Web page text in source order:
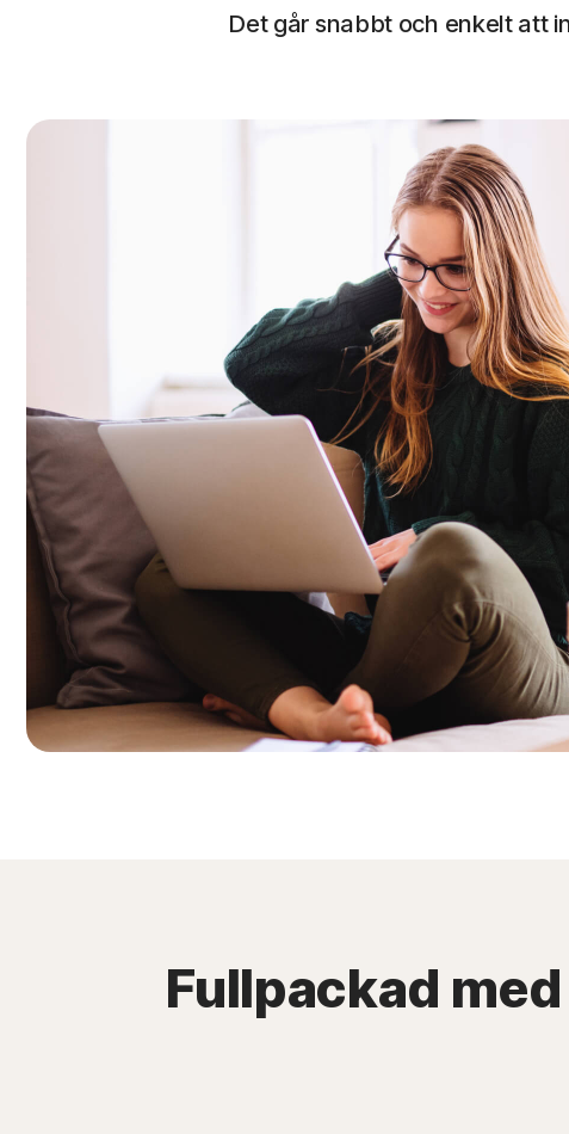
Det går snabbt och enkelt att
Fullpackad